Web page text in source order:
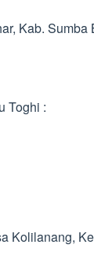
Kab. Sumba
Toghi :
Kolilanang,